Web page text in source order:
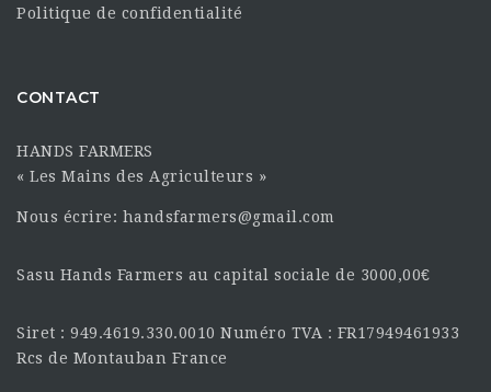
Politique de confidentialité
CONTACT
HANDS FARMERS
« Les Mains des Agriculteurs »
Nous écrire: handsfarmers@gmail.com
Sasu Hands Farmers au capital sociale de 3000,00€
Siret : 949.4619.330.0010 Numéro TVA : FR17949461933
Rcs de Montauban France